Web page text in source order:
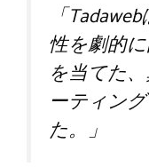
「
性を劇的
を当てた
ーティン
た。」